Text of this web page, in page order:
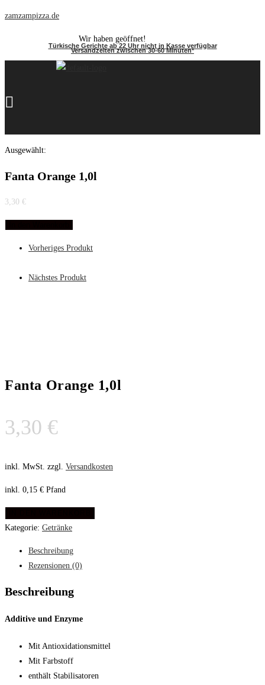
Zum
zamzampizza.de
Wir haben geöffnet!
Türkische Gerichte ab 22 Uhr nicht in Kasse verfügbar
Versandzeiten zwischen 30-60 Minuten*
Ausgewählt:
Fanta Orange 1,0l
3,30 €
Vorheriges Produkt
Nächstes Produkt
Fanta Orange 1,0l
3,30 €
inkl. MwSt. zzgl. Versandkosten
inkl. 0,15 € Pfand
Kategorie: Getränke
Beschreibung
Rezensionen (0)
Beschreibung
Additive und Enzyme
Mit Antioxidationsmittel
Mit Farbstoff
enthält Stabilisatoren